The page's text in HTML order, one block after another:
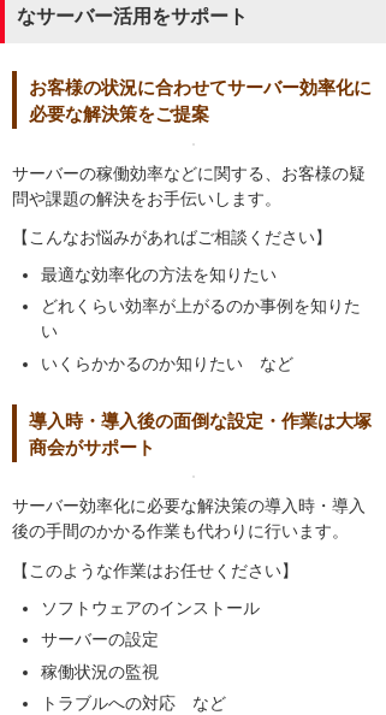
なサーバー活用をサポート
お客様の状況に合わせてサーバー効率化に
必要な解決策をご提案
サーバーの稼働効率などに関する、お客様の疑
問や課題の解決をお手伝いします。
【こんなお悩みがあればご相談ください】
最適な効率化の方法を知りたい
どれくらい効率が上がるのか事例を知りた
い
いくらかかるのか知りたい など
導入時・導入後の面倒な設定・作業は大塚
商会がサポート
サーバー効率化に必要な解決策の導入時・導入
後の手間のかかる作業も代わりに行います。
【このような作業はお任せください】
ソフトウェアのインストール
サーバーの設定
稼働状況の監視
トラブルへの対応 など